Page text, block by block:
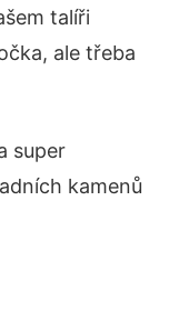
talíři
ale třeba
super
kamenů